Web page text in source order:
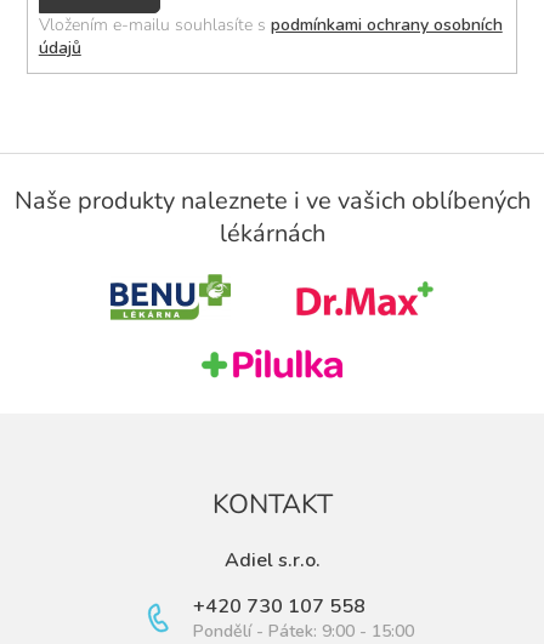
se
Vložením e-mailu souhlasíte s podmínkami ochrany osobních
údajů
Z
Naše produkty naleznete i ve vašich oblíbených
lékárnách
KONTAKT
Adiel s.r.o.
+420 730 107 558
Pondělí - Pátek: 9:00 - 15:00